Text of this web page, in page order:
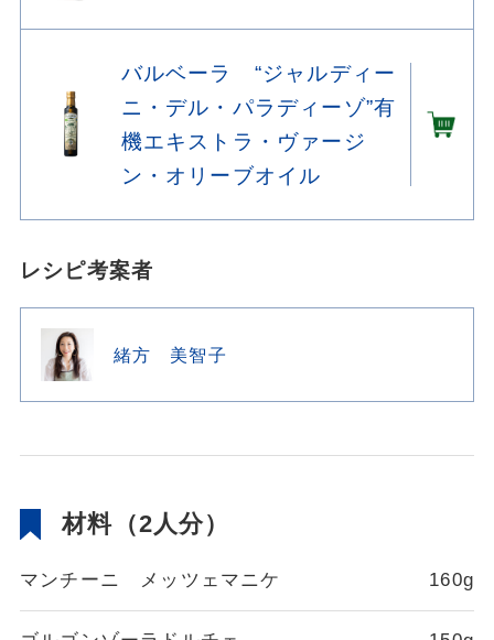
バルベーラ “ジャルディー
ニ・デル・パラディーゾ”有
機エキストラ・ヴァージ
ン・オリーブオイル
レシピ考案者
緒方 美智子
材料（2人分）
マンチーニ メッツェマニケ 160g